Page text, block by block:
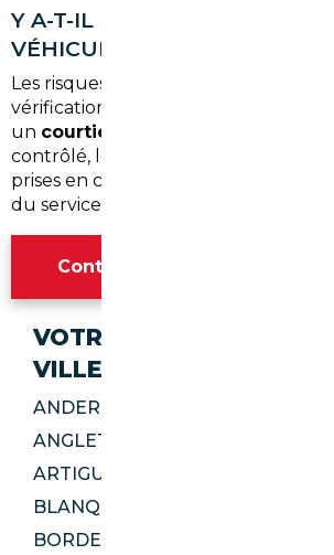
Y A-T-IL DES RISQUES À
VÉHICULE DEPUIS
Les risques existent si vous agissez
vérification sérieuse ni réseau fiable.
un courtier professionnel
contrôlé, les documents authentifiés
prises en charge. C'est précisément
du service.
Contacter l'agence Bordeaux
VOTRE IMPORT
VILLES
ANDERNOS-LES-BAINS 33510
ANGLET 64600
ARTIGUES-PRÈS-BORDEAUX
BLANQUEFORT 33290
BORDEAUX 33000